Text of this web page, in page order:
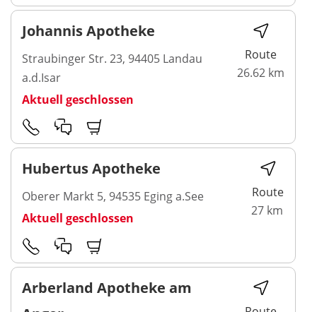
Johannis Apotheke
Straubinger Str. 23, 94405 Landau
a.d.Isar
Aktuell geschlossen
Route
26.62 km
Hubertus Apotheke
Oberer Markt 5, 94535 Eging a.See
Aktuell geschlossen
Route
27 km
Arberland Apotheke am